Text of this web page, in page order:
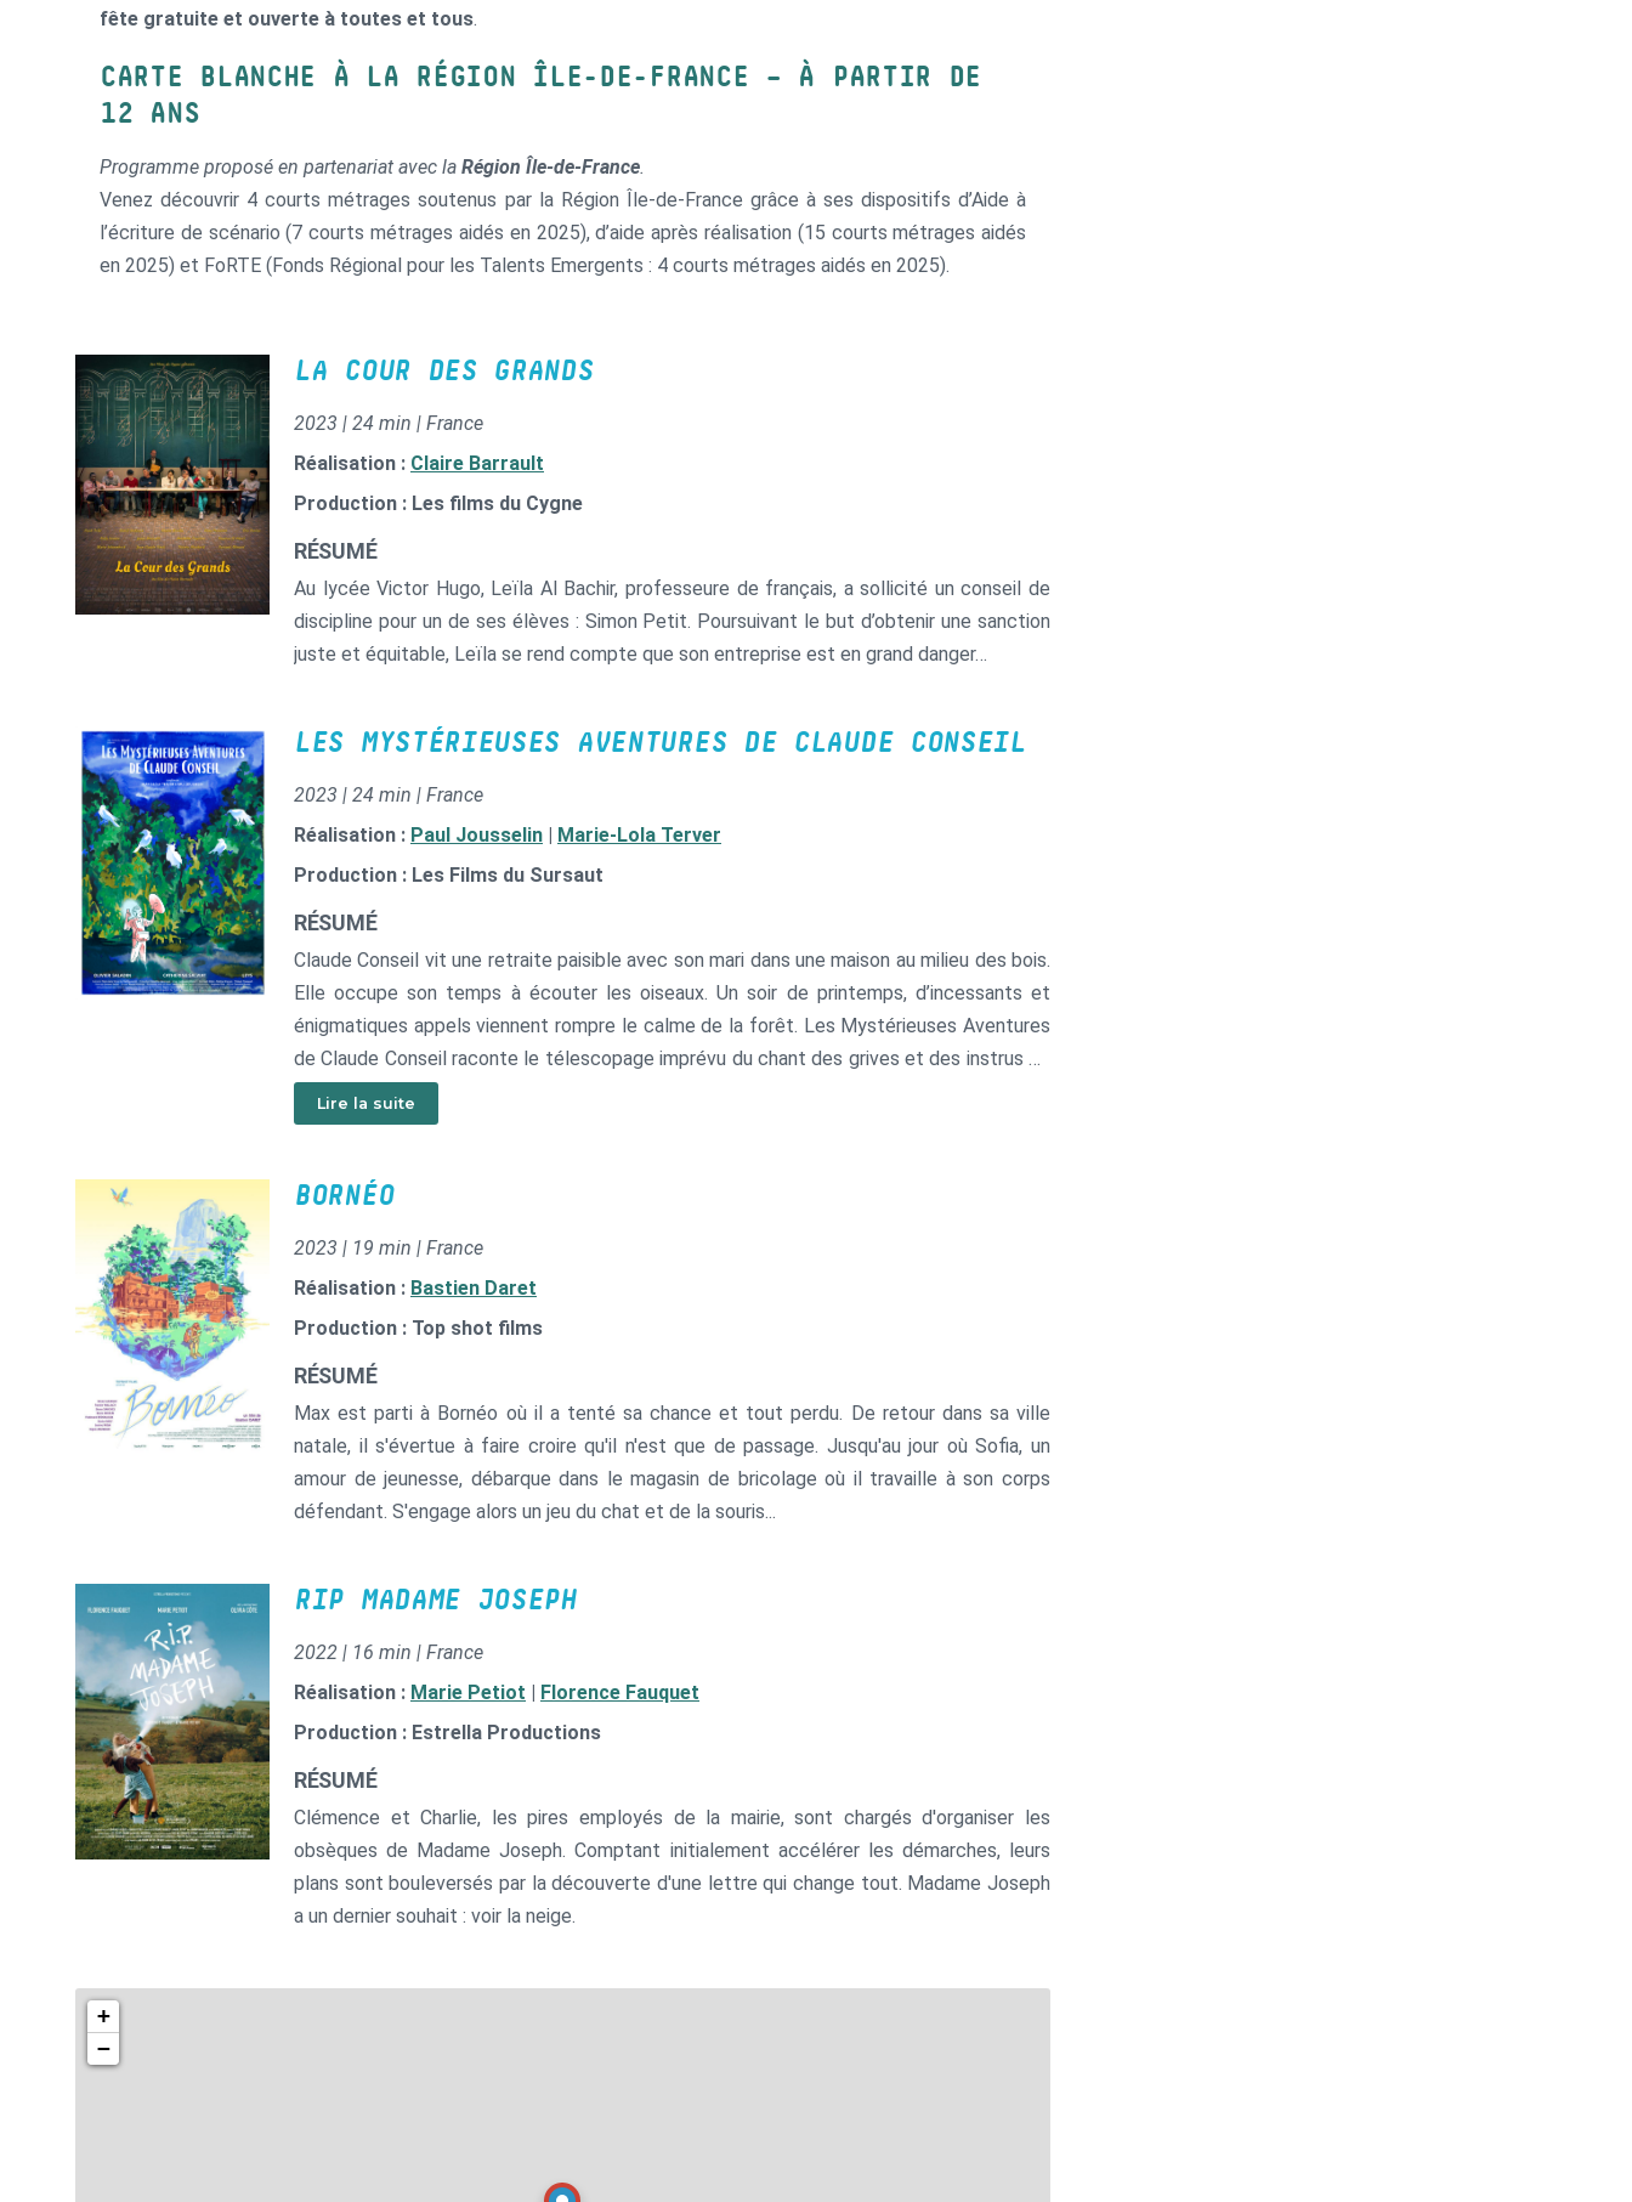
fête gratuite et ouverte à toutes et tous.
CARTE BLANCHE À LA RÉGION ÎLE-DE-FRANCE – À PARTIR DE
12 ANS
Programme proposé en partenariat avec la Région Île-de-France.
Venez découvrir 4 courts métrages soutenus par la Région Île-de-France grâce à ses dispositifs d’Aide à
l’écriture de scénario (7 courts métrages aidés en 2025), d’aide après réalisation (15 courts métrages aidés
en 2025) et FoRTE (Fonds Régional pour les Talents Emergents : 4 courts métrages aidés en 2025).
LA COUR DES GRANDS
2023 | 24 min | France
Réalisation : Claire Barrault
Production : Les films du Cygne
RÉSUMÉ
Au lycée Victor Hugo, Leïla Al Bachir, professeure de français, a sollicité un conseil de
discipline pour un de ses élèves : Simon Petit. Poursuivant le but d’obtenir une sanction
juste et équitable, Leïla se rend compte que son entreprise est en grand danger…
LES MYSTÉRIEUSES AVENTURES DE CLAUDE CONSEIL
2023 | 24 min | France
Réalisation : Paul Jousselin
Marie-Lola Terver
Production : Les Films du Sursaut
RÉSUMÉ
Claude Conseil vit une retraite paisible avec son mari dans une maison au milieu des bois.
Elle occupe son temps à écouter les oiseaux. Un soir de printemps, d’incessants et
énigmatiques appels viennent rompre le calme de la forêt. Les Mystérieuses Aventures
de Claude Conseil raconte le télescopage imprévu du chant des grives et des instrus de
rap, de la génération Z et de celle de ses grands-parents, de twerk et d’ornithologie, de
deux univers hermétiques mis à l’unisson le temps d’un film.
Lire la suite
BORNÉO
2023 | 19 min | France
Réalisation : Bastien Daret
Production : Top shot films
RÉSUMÉ
Max est parti à Bornéo où il a tenté sa chance et tout perdu. De retour dans sa ville
natale, il s'évertue à faire croire qu'il n'est que de passage. Jusqu'au jour où Sofia, un
amour de jeunesse, débarque dans le magasin de bricolage où il travaille à son corps
défendant. S'engage alors un jeu du chat et de la souris...
RIP MADAME JOSEPH
2022 | 16 min | France
Réalisation : Marie Petiot
Florence Fauquet
Production : Estrella Productions
RÉSUMÉ
Clémence et Charlie, les pires employés de la mairie, sont chargés d'organiser les
obsèques de Madame Joseph. Comptant initialement accélérer les démarches, leurs
plans sont bouleversés par la découverte d'une lettre qui change tout. Madame Joseph
a un dernier souhait : voir la neige.
+
−